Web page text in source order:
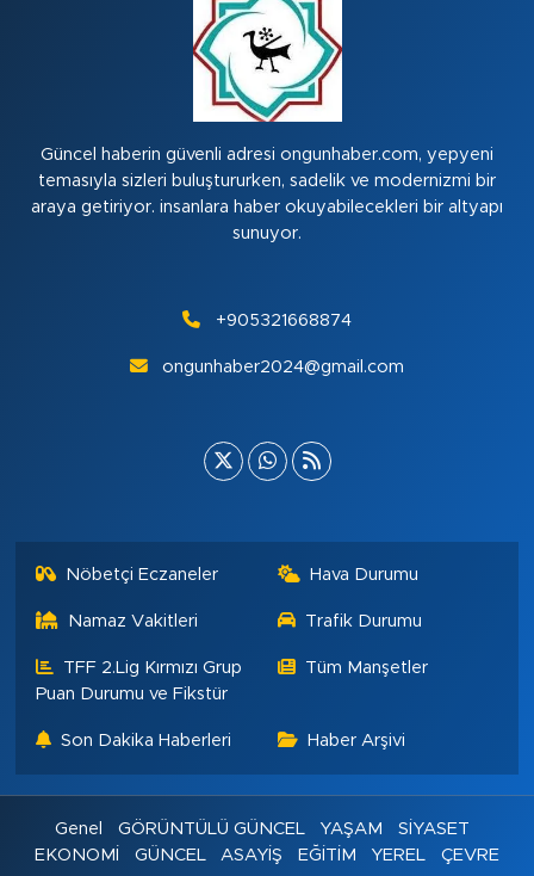
Güncel haberin güvenli adresi ongunhaber.com, yepyeni
temasıyla sizleri buluştururken, sadelik ve modernizmi bir
araya getiriyor. insanlara haber okuyabilecekleri bir altyapı
sunuyor.
+905321668874
ongunhaber2024@gmail.com
Nöbetçi Eczaneler Hava Durumu
Namaz Vakitleri Trafik Durumu
TFF 2.Lig Kırmızı Grup
Puan Durumu ve Fikstür
Tüm Manşetler
Son Dakika Haberleri Haber Arşivi
Genel GÖRÜNTÜLÜ GÜNCEL YAŞAM
SİYASET
EKONOMİ
GÜNCEL ASAYİŞ EĞİTİM YEREL ÇEVRE